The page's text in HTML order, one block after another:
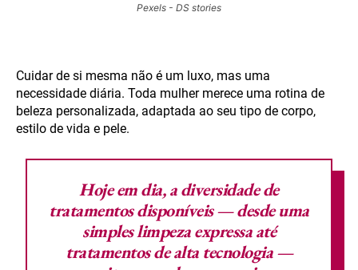
Pexels - DS stories
Cuidar de si mesma não é um luxo, mas uma
necessidade diária. Toda mulher merece uma rotina de
beleza personalizada, adaptada ao seu tipo de corpo,
estilo de vida e pele.
Hoje em dia, a diversidade de
tratamentos disponíveis — desde uma
simpleslimpeza expressaaté
tratamentos de alta tecnologia —